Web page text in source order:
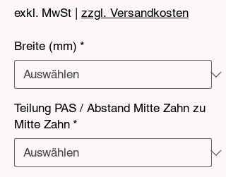
exkl. MwSt zzgl. Versandkosten
Breite (mm) *
Teilung PAS / Abstand Mitte Zahn zu
Mitte Zahn *